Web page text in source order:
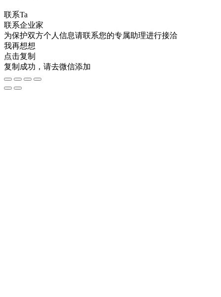
联系Ta
联系企业家
为保护双方个人信息请联系您的专属助理进行接洽
我再想想
点击复制
复制成功，请去微信添加